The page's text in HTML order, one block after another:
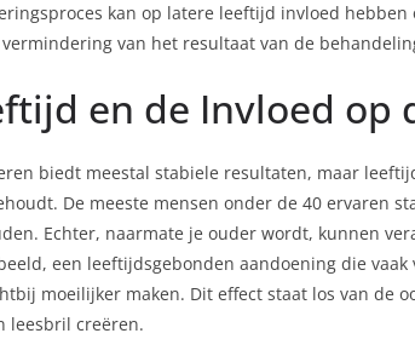
kan op latere leeftijd invloed
van het resultaat van de
en de Invloed op
biedt meestal stabiele resultaten, maar
De meeste mensen onder de 40 ervaren
Echter, naarmate je ouder wordt, kunnen
een leeftijdsgebonden aandoening die
moeilijker maken. Dit effect staat los van de
leesbril creëren.